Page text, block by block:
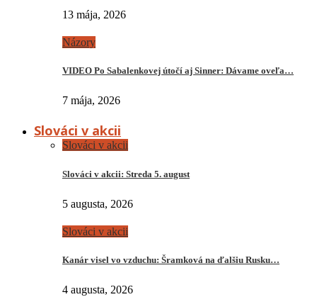
13 mája, 2026
Názory
VIDEO Po Sabalenkovej útočí aj Sinner: Dávame oveľa…
7 mája, 2026
Slováci v akcii
Slováci v akcii
Slováci v akcii: Streda 5. august
5 augusta, 2026
Slováci v akcii
Kanár visel vo vzduchu: Šramková na ďalšiu Rusku…
4 augusta, 2026